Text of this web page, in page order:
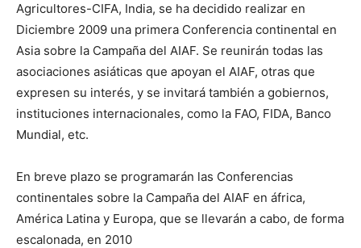
Agricultores-CIFA, India, se ha decidido realizar en
Diciembre 2009 una primera Conferencia continental en
Asia sobre la Campaña del AIAF. Se reunirán todas las
asociaciones asiáticas que apoyan el AIAF, otras que
expresen su interés, y se invitará también a gobiernos,
instituciones internacionales, como la FAO, FIDA, Banco
Mundial, etc.
En breve plazo se programarán las Conferencias
continentales sobre la Campaña del AIAF en áfrica,
América Latina y Europa, que se llevarán a cabo, de forma
escalonada, en 2010